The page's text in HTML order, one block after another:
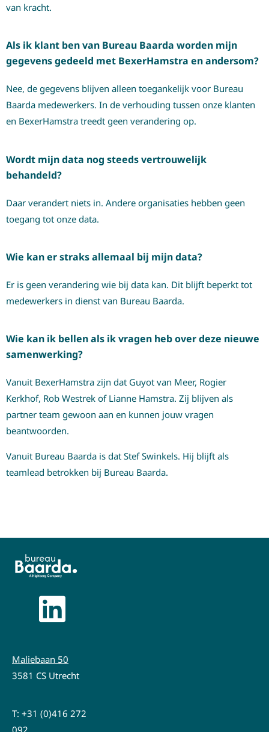
van kracht.
Als ik klant ben van Bureau Baarda worden mijn
gegevens gedeeld met BexerHamstra en andersom?
Nee, de gegevens blijven alleen toegankelijk voor Bureau
Baarda medewerkers. In de verhouding tussen onze klanten
en BexerHamstra treedt geen verandering op.
Wordt mijn data nog steeds vertrouwelijk
behandeld?
Daar verandert niets in. Andere organisaties hebben geen
toegang tot onze data.
Wie kan er straks allemaal bij mijn data?
Er is geen verandering wie bij data kan. Dit blijft beperkt tot
medewerkers in dienst van Bureau Baarda.
Wie kan ik bellen als ik vragen heb over deze nieuwe
samenwerking?
Vanuit BexerHamstra zijn dat Guyot van Meer, Rogier
Kerkhof, Rob Westrek of Lianne Hamstra. Zij blijven als
partner team gewoon aan en kunnen jouw vragen
beantwoorden.
Vanuit Bureau Baarda is dat Stef Swinkels. Hij blijft als
teamlead betrokken bij Bureau Baarda.
Maliebaan 50
3581 CS Utrecht
T: +31 (0)416 272
092